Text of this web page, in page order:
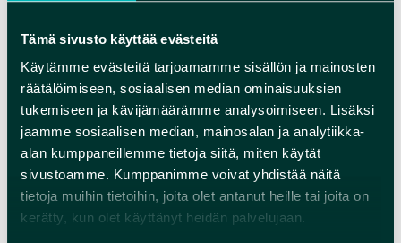
Tämä sivusto käyttää evästeitä
Käytämme evästeitä tarjoamamme sisällön ja mainosten
räätälöimiseen, sosiaalisen median ominaisuuksien
tukemiseen ja kävijämäärämme analysoimiseen. Lisäksi
jaamme sosiaalisen median, mainosalan ja analytiikka-
alan kumppaneillemme tietoja siitä, miten käytät
sivustoamme. Kumppanimme voivat yhdistää näitä
tietoja muihin tietoihin, joita olet antanut heille tai joita on
kerätty, kun olet käyttänyt heidän palvelujaan.
makeaan. Tarjolla on myös virkistäviä juomia,
makeisia, pieniä suolaisia paloja sekä herkullisia
jäätelöitä.
Kahvila Kaarnaan olet tervetullut myös
koirakaverin kanssa.
VERKKOSIVUT